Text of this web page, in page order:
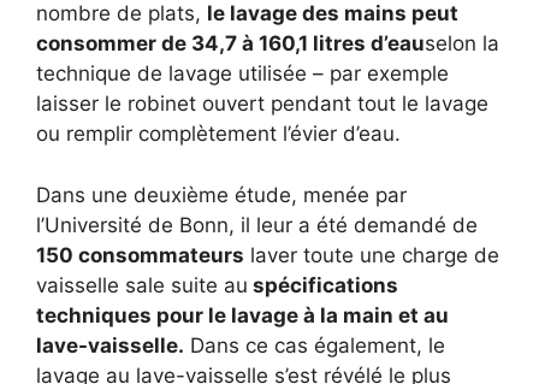
nombre de plats, le lavage des mains peut
consommer de 34,7 à 160,1 litres d’eauselon la
technique de lavage utilisée – par exemple
laisser le robinet ouvert pendant tout le lavage
ou remplir complètement l’évier d’eau.
Dans une deuxième étude, menée par
l’Université de Bonn, il leur a été demandé de
150 consommateurs laver toute une charge de
vaisselle sale suite au spécifications
techniques pour le lavage à la main et au
lave-vaisselle. Dans ce cas également, le
lavage au lave-vaisselle s’est révélé le plus